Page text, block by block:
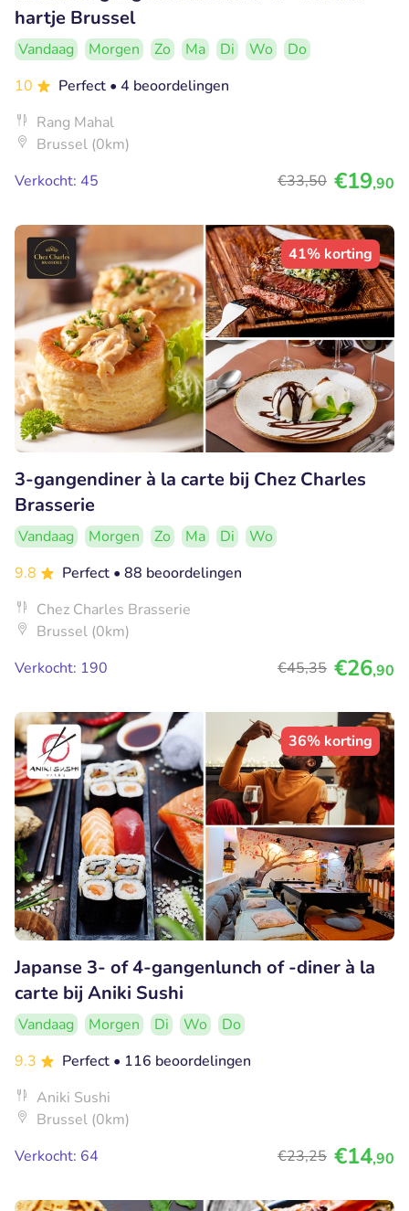
hartje Brussel
Vandaag Morgen Zo Ma Di Wo
Do
10
Perfect • 4 beoordelingen
Rang Mahal
Brussel (0km)
Verkocht: 45
€33,50 €19,90
41% korting
3-gangendiner à la carte bij Chez Charles
Brasserie
Vandaag Morgen Zo Ma Di
Wo
9.8
Perfect • 88 beoordelingen
Chez Charles Brasserie
Brussel (0km)
Verkocht: 190
€45,35 €26,90
36% korting
Japanse 3- of 4-gangenlunch of -diner à la
carte bij Aniki Sushi
Vandaag Morgen Di Wo
Do
9.3
Perfect • 116 beoordelingen
Aniki Sushi
Brussel (0km)
Verkocht: 64
€23,25 €14,90